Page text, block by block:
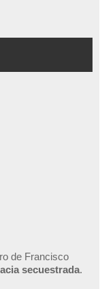
de Francisco
secuestrada.